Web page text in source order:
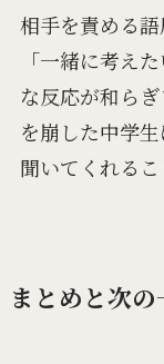
相手を責める語
「一緒に考え
な反応が和ら
を崩した中学
聞いてくれるこ
まとめと次の